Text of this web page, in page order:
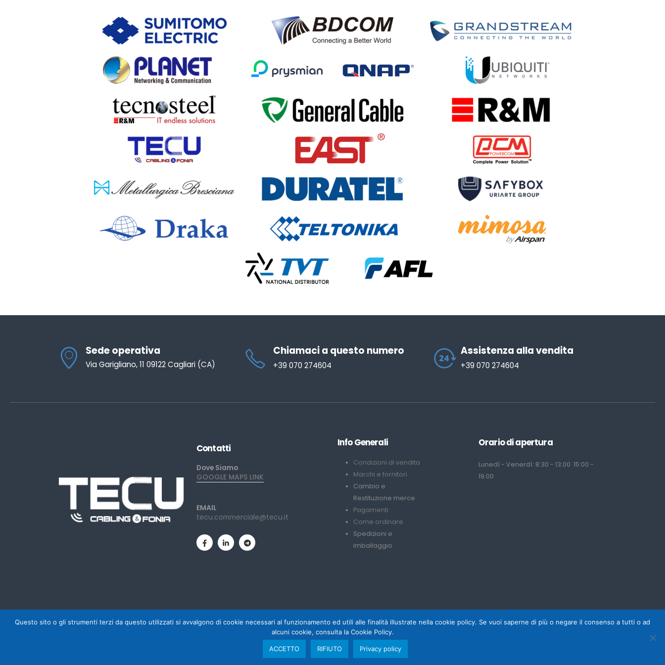
Sede operativa
Via Garigliano, 11 09122 Cagliari (CA)
Chiamaci a questo numero
+39 070 274604
Assistenza alla vendita
+39 070 274604
Contatti
Dove Siamo
GOOGLE MAPS LINK
EMAIL
tecu.commerciale@tecu.it
Info Generali
Condizioni di vendita
Marchi e fornitori
Cambio e
Restituzione merce
Pagamenti
Come ordinare
Spedizioni e
imballaggio
Orario di apertura
Lunedì - Venerdì: 8:30 - 13:00 15:00 -
19:00
Questo sito o gli strumenti terzi da questo utilizzati si avvalgono di cookie necessari al funzionamento ed utili alle finalità illustrate nella cookie policy. Se vuoi saperne di più o negare il consenso a tutti o ad
alcuni cookie, consulta la Cookie Policy.
ACCETTO RIFIUTO Privacy policy